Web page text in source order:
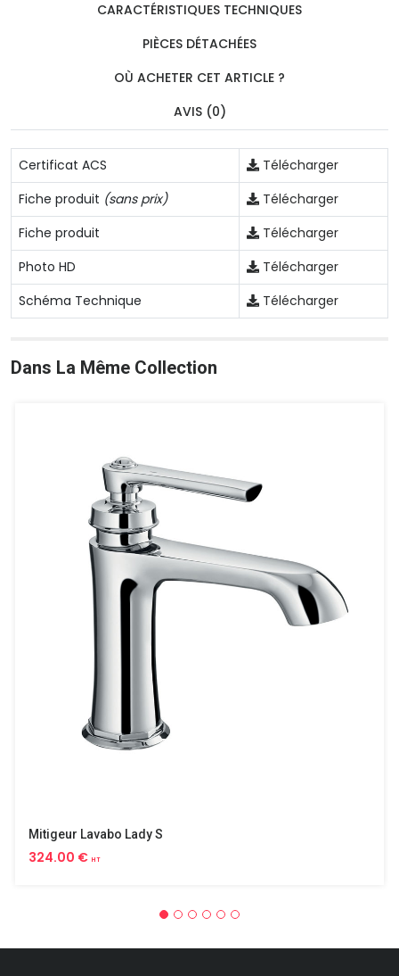
CARACTÉRISTIQUES TECHNIQUES
PIÈCES DÉTACHÉES
OÙ ACHETER CET ARTICLE ?
AVIS (0)
Certificat ACS
Télécharger
Fiche produit (sans prix)
Télécharger
Fiche produit
Télécharger
Photo HD
Télécharger
Schéma Technique
Télécharger
Dans La Même Collection
Mitigeur Lavabo Lady S
324.00 € HT